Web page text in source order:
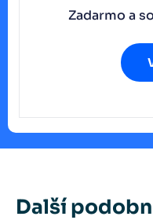
Zadarmo a
Další